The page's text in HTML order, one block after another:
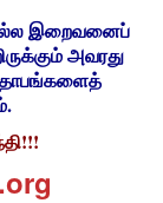
இறைவனைப்
அவரது